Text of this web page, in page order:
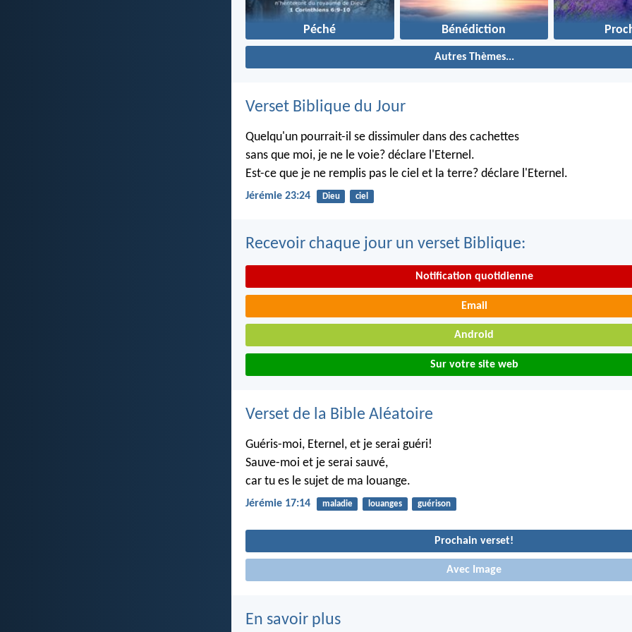
Péché Bénédiction
Autres Thèmes...
Verset Biblique du Jour
Quelqu'un pourrait-il se dissimuler dans des cachettes
sans que moi, je ne le voie? déclare l'Eternel.
Est-ce que je ne remplis pas le ciel et la terre? déclare l'Eternel.
Jérémie 23:24 Dieu ciel
Recevoir chaque jour un verset Biblique:
Notification quotidienne
Email
Android
Sur votre site web
Verset de la Bible Aléatoire
Guéris-moi, Eternel, et je serai guéri!
Sauve-moi et je serai sauvé,
car tu es le sujet de ma louange.
Jérémie 17:14 maladie louanges guérison
Prochain verset!
Avec Image
En savoir plus